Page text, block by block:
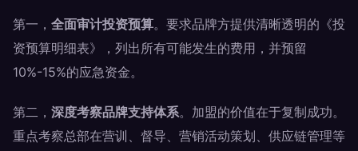
第一， 全面审计投资预算。要求品牌方提供清晰透明的《投
资预算明细表》，列出所有可能发生的费用，并预留
10%-15%的应急资金。
第二， 深度考察品牌支持体系。加盟的价值在于复制成功。
重点考察总部在营训、督导、营销活动策划、供应链管理等